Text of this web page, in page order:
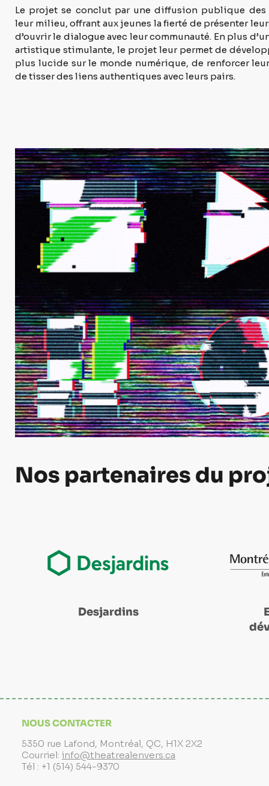
Le projet se conclut par une diffusion publique des
leur milieu, offrant aux jeunes la fierté de présenter
d’ouvrir le dialogue avec leur communauté. En plus
artistique stimulante, le projet leur permet de
plus lucide sur le monde numérique, de renforcer
de tisser des liens authentiques avec leurs pairs.
Nos partenaires du
Desjardins
NOUS CONTACTER
5350 rue Lafond, Montréal, QC, H1X 2X2
Courriel: info@theatrealenvers.ca
Tél : +1 (514) 544-9370